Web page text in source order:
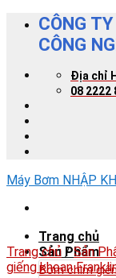
Skip
content
CÔNG
CÔNG
Địa chỉ
08 2222
Máy Bơm NHẬP
Trang chủ
Sản Phẩm
Bơm chìm
Trang chủ / Sản
giếng khoan